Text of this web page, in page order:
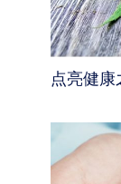
点亮健